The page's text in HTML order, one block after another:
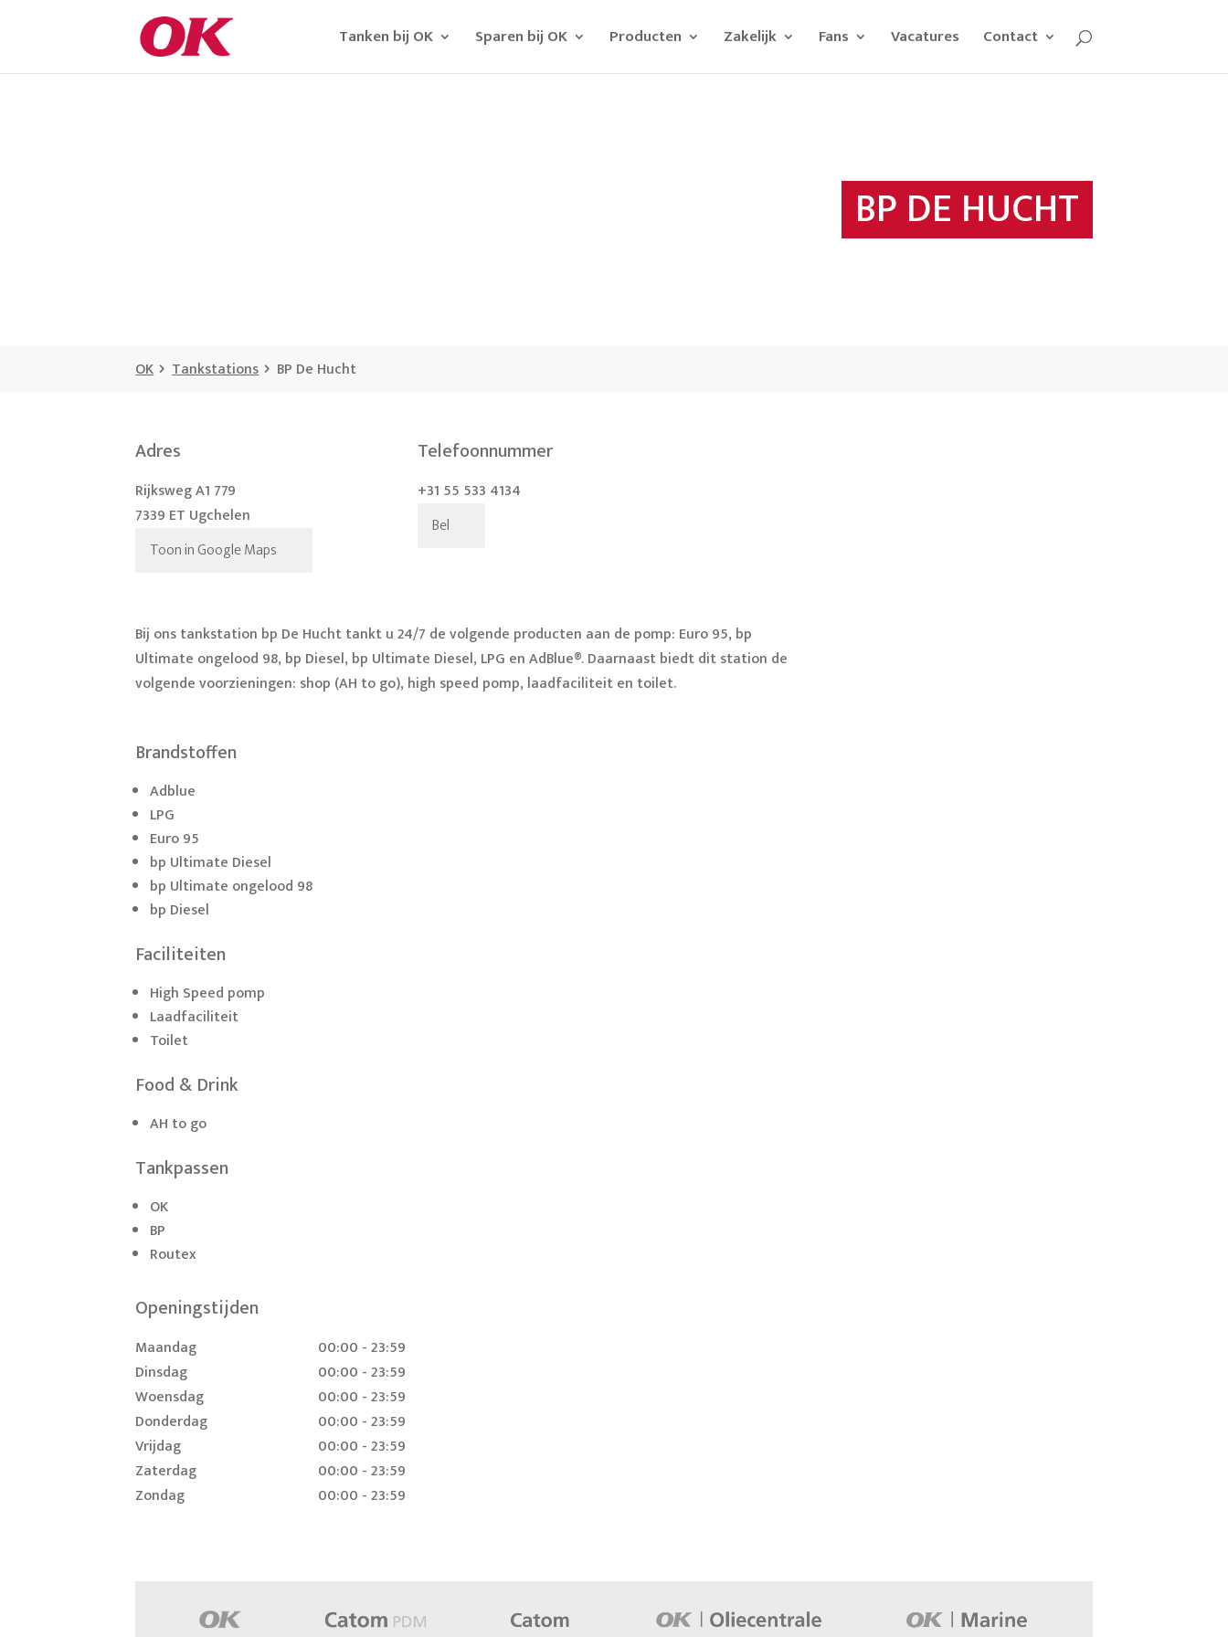
Tanken bij OK Sparen bij OK Producten Zakelijk Fans Vacatures Contact
BP DE HUCHT
OK Tankstations BP De Hucht
Adres
Rijksweg A1 779
7339 ET Ugchelen
Toon in Google Maps
Telefoonnummer
+31 55 533 4134
Bel
Bij ons tankstation bp De Hucht tankt u 24/7 de volgende producten aan de pomp: Euro 95, bp
Ultimate ongelood 98, bp Diesel, bp Ultimate Diesel, LPG en AdBlue®. Daarnaast biedt dit station de
volgende voorzieningen: shop (AH to go), high speed pomp, laadfaciliteit en toilet.
Brandstoffen
Adblue
LPG
Euro 95
bp Ultimate Diesel
bp Ultimate ongelood 98
bp Diesel
Faciliteiten
High Speed pomp
Laadfaciliteit
Toilet
Food & Drink
AH to go
Tankpassen
OK
BP
Routex
Openingstijden
Maandag
00:00 - 23:59
Dinsdag
00:00 - 23:59
Woensdag
00:00 - 23:59
Donderdag
00:00 - 23:59
Vrijdag
00:00 - 23:59
Zaterdag
00:00 - 23:59
Zondag
00:00 - 23:59